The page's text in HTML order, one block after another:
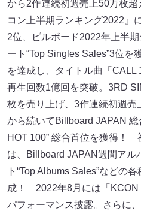
から2作連続初週売上50万枚超
コン上半期ランキング2022』
2位、ビルボード2022年上半
ート“Top Singles Sales”3位を
を達成し、タイトル曲「CALL
再生回数1億回を突破。3RD
枚を売り上げ、3作連続初週
から続いてBillboard JAPAN 総
HOT 100” 総合首位を獲得！
は、Billboard JAPAN週間アル
ト“Top Albums Sales”などの
成！ 2022年8月には「KCON
パフォーマンス披露。さらに